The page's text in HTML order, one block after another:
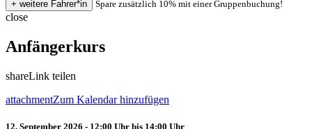
Spare zusätzlich 10% mit einer Gruppenbuchung!
close
Anfängerkurs
shareLink teilen
attachmentZum Kalendar hinzufügen
12. September 2026 - 12:00 Uhr bis 14:00 Uhr